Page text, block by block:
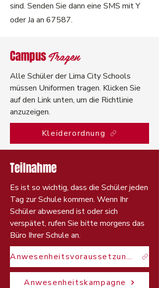
sind. Senden Sie dann eine SMS mit Y
oder Ja an 67587.
CampusTragen
Alle Schüler der Lima City Schools
müssen Uniformen tragen. Klicken Sie
auf den Link unten, um die Richtlinie
anzuzeigen.
Kleiderordnung
Teilnahme
Es ist so wichtig, dass die Schüler jeden
Tag zur Schule kommen. Wenn Ihr
Schüler abwesend ist oder sich
verspätet, rufen Sie bitte morgens das
Büro Ihrer Schule an.
Anwesenheitsvoraussetzungen
Anwesenheitskampagne